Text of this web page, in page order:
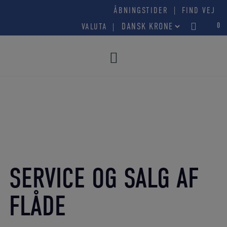
indholdet
ÅBNINGSTIDER |
FIND VEJ
VALUTA
0
SERVICE OG SALG AF
FLÅDE